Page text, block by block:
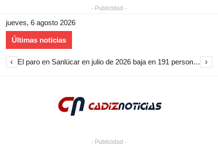
- Publicidad -
jueves, 6 agosto 2026
Últimas noticias
‹ El paro en Sanlúcar en julio de 2026 baja en 191 personas y encadena nueve meses de descenso ›
- Publicidad -